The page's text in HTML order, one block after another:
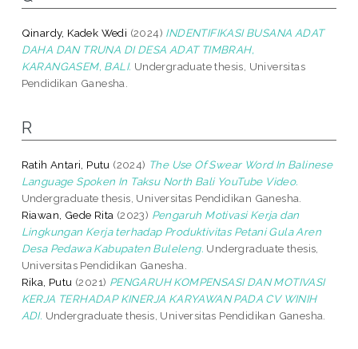
Qinardy, Kadek Wedi (2024) INDENTIFIKASI BUSANA ADAT
DAHA DAN TRUNA DI DESA ADAT TIMBRAH,
KARANGASEM, BALI. Undergraduate thesis, Universitas
Pendidikan Ganesha.
R
Ratih Antari, Putu (2024) The Use Of Swear Word In Balinese
Language Spoken In Taksu North Bali YouTube Video.
Undergraduate thesis, Universitas Pendidikan Ganesha.
Riawan, Gede Rita (2023) Pengaruh Motivasi Kerja dan
Lingkungan Kerja terhadap Produktivitas Petani Gula Aren
Desa Pedawa Kabupaten Buleleng. Undergraduate thesis,
Universitas Pendidikan Ganesha.
Rika, Putu (2021) PENGARUH KOMPENSASI DAN MOTIVASI
KERJA TERHADAP KINERJA KARYAWAN PADA CV WINIH
ADI. Undergraduate thesis, Universitas Pendidikan Ganesha.